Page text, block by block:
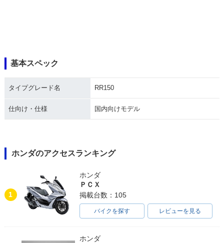
基本スペック
タイプグレード名 RR150
仕向け・仕様 国内向けモデル
ホンダのアクセスランキング
1
ホンダ
ＰＣＸ
掲載台数：105
バイクを探す レビューを見る
ホンダ